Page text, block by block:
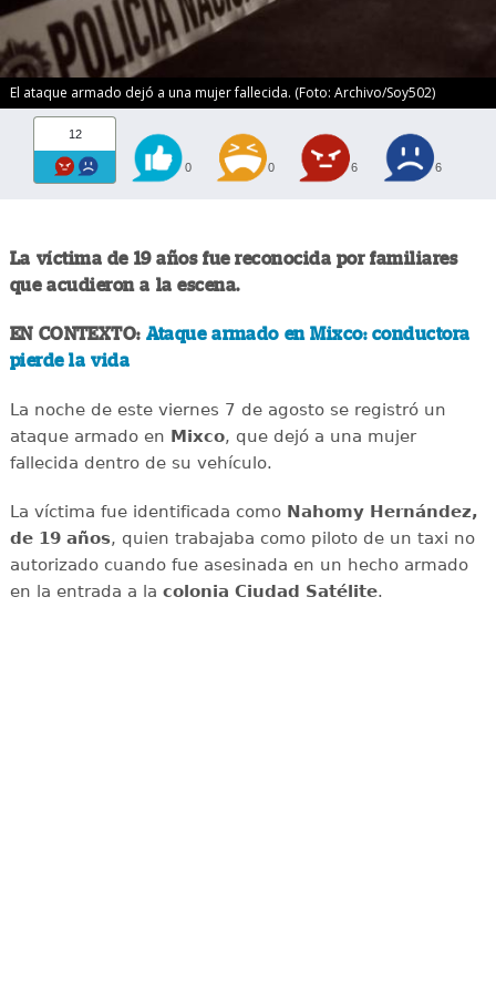
El ataque armado dejó a una mujer fallecida. (Foto: Archivo/Soy502)
12
0 0 6 6
La víctima de 19 años fue reconocida por familiares
que acudieron a la escena.
EN CONTEXTO: Ataque armado en Mixco: conductora
pierde la vida
La noche de este viernes 7 de agosto se registró un
ataque armado en Mixco, que dejó a una mujer
fallecida dentro de su vehículo.
La víctima fue identificada como Nahomy Hernández,
de 19 años, quien trabajaba como piloto de un taxi no
autorizado cuando fue asesinada en un hecho armado
en la entrada a la colonia Ciudad Satélite.